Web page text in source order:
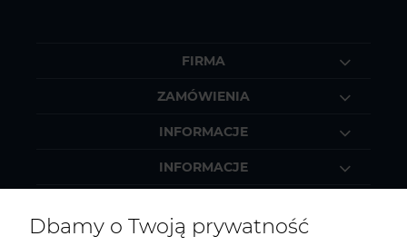
FIRMA
ZAMÓWIENIA
INFORMACJE
INFORMACJE
Dbamy o Twoją prywatność